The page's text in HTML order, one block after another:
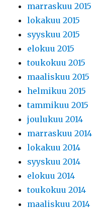
marraskuu 2015
lokakuu 2015
syyskuu 2015
elokuu 2015
toukokuu 2015
maaliskuu 2015
helmikuu 2015
tammikuu 2015
joulukuu 2014
marraskuu 2014
lokakuu 2014
syyskuu 2014
elokuu 2014
toukokuu 2014
maaliskuu 2014